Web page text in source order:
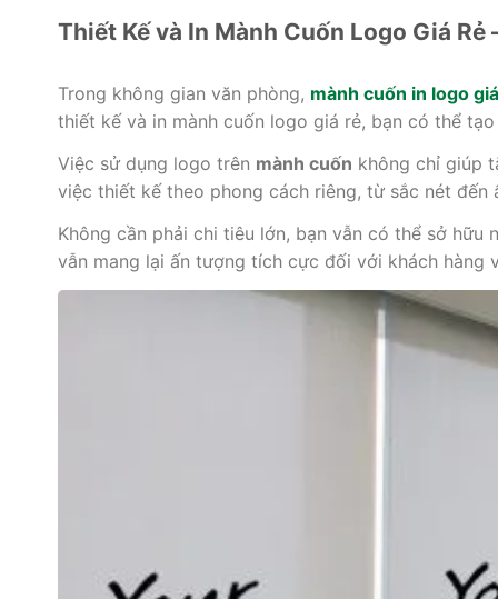
Thiết Kế và In Mành Cuốn Logo Giá
Trong không gian văn phòng, mành cuốn in logo
thiết kế và in mành cuốn logo giá rẻ, bạn có thể
Việc sử dụng logo trên mành cuốn không chỉ giúp
việc thiết kế theo phong cách riêng, từ sắc nét đến
Không cần phải chi tiêu lớn, bạn vẫn có thể sở hữu
vẫn mang lại ấn tượng tích cực đối với khách hàng